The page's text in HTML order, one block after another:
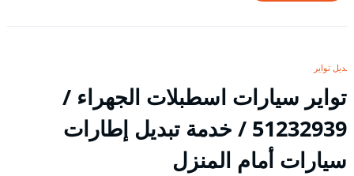
تبديل تواير
تواير سيارات اسطبلات الجهراء /
51232939‬ / خدمة تبديل إطارات
سيارات أمام المنزل